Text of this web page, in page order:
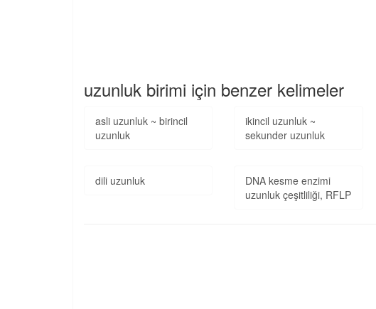
uzunluk birimi için benzer kelimeler
asli uzunluk ~ birincil
uzunluk
ikincil uzunluk ~
sekunder uzunluk
dili uzunluk
DNA kesme enzimi
uzunluk çeşitliliği, RFLP